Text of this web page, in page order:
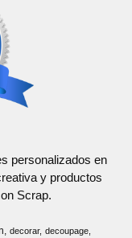
personalizados en
y productos
Scrap.
decorar
decoupage